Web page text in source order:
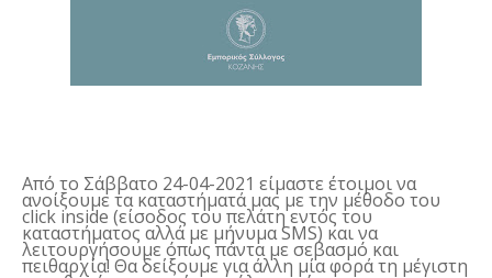
Από το Σάββατο 24-04-2021 είμαστε έτοιμοι να
ανοίξουμε τα καταστήματά μας με την μέθοδο του
click inside (είσοδος του πελάτη εντός του
καταστήματος αλλά με μήνυμαSMS) και να
λειτουργήσουμε όπως πάντα με σεβασμό και
πειθαρχία! Θα δείξουμε για άλλη μία φορά τη μέγιστη